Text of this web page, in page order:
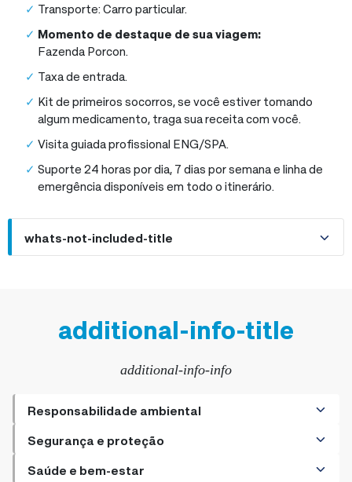
Transporte: Carro particular.
Momento de destaque de sua viagem:
Fazenda Porcon.
Taxa de entrada.
Kit de primeiros socorros, se você estiver tomando
algum medicamento, traga sua receita com você.
Visita guiada profissional ENG/SPA.
Suporte 24 horas por dia, 7 dias por semana e linha de
emergência disponíveis em todo o itinerário.
whats-not-included-title
additional-info-title
additional-info-info
Responsabilidade ambiental
+ Como ser um viajante responsável
+ Práticas sustentáveis para o turista ecológico no Perú
Segurança e proteção
+ Os hotéis têm cofres?
Saúde e bem-estar